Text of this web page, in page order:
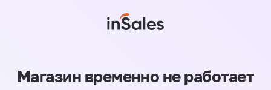
Магазин временно не работает